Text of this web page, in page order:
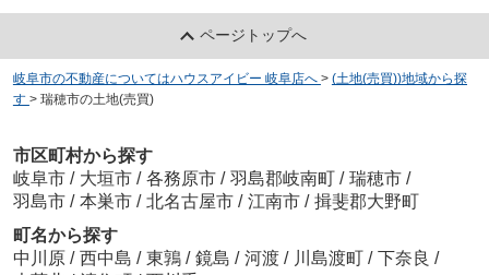
ページトップへ
岐阜市の不動産についてはハウスアイビー 岐阜店へ > (土地(売買))地域から探
す > 瑞穂市の土地(売買)
市区町村から探す
岐阜市 / 大垣市 / 各務原市 / 羽島郡岐南町 / 瑞穂市 /
羽島市 / 本巣市 / 北名古屋市 / 江南市 / 揖斐郡大野町
町名から探す
中川原 / 西中島 / 東鶉 / 鏡島 / 河渡 / 川島渡町 / 下奈良 /